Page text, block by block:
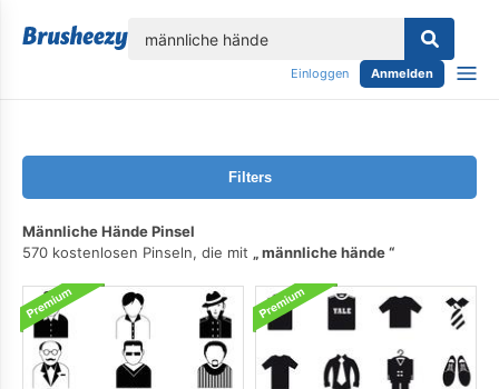
Einloggen Anmelden
Filters
Männliche Hände Pinsel
570 kostenlosen Pinseln, die mit
männliche hände